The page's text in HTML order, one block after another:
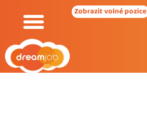
Zobrazit volné pozice